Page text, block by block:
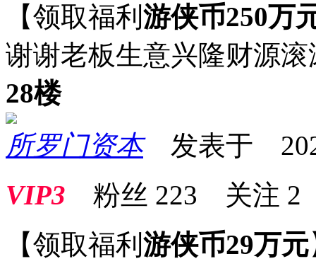
【领取福利 游侠币250万
谢谢老板生意兴隆财源
28楼
所罗门资本发表于
VIP3 粉丝 223 关注 2
【领取福利 游侠币29万元